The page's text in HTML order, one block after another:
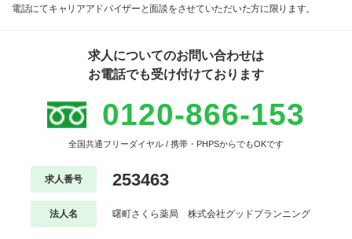
電話にてキャリアアドバイザーと面談をさせていただいた方に限ります。
求人についてのお問い合わせは
お電話でも受け付けております
0120-866-153
全国共通フリーダイヤル / 携帯・PHPSからでもOKです
求人番号 253463
法人名 曙町さくら薬局 株式会社グッドプランニング